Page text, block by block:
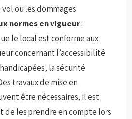
ou les dommages.
normes en vigueur:
le local est conforme aux
concernant l’accessibilité
la sécurité
travaux de mise en
être nécessaires, il est
de les prendre en compte lors